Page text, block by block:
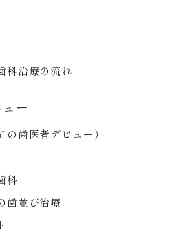
科治療の流れ
ー
歯医者デビュー）
科
歯並び治療